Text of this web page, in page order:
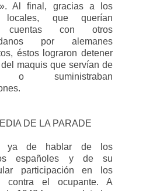
Al final, gracias a los
locales, que querían
cuentas con otros
por alemanes
éstos lograron detener
maquis que servían de
o suministraban
DE LA PARADE
ya de hablar de los
españoles y de su
participación en los
contra el ocupante. A